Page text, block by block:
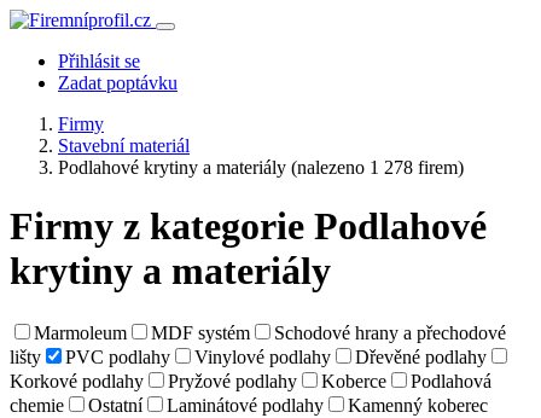
Přihlásit se
Zadat poptávku
Firmy
Stavební materiál
Podlahové krytiny a materiály (nalezeno 1 278 firem)
Firmy z kategorie Podlahové
krytiny a materiály
Marmoleum MDF systém
Schodové hrany a přechodové
lišty
PVC podlahy Vinylové podlahy
Dřevěné podlahy
Korkové podlahy
Pryžové podlahy Koberce
Podlahová
chemie
Ostatní Laminátové podlahy Kamenný koberec